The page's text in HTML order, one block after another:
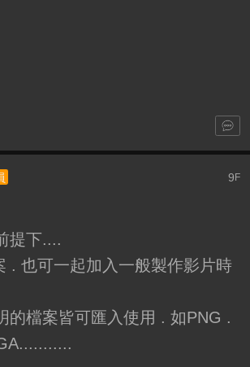
9 F
提下....
. 也可一起加入一般製作影片時
的檔案皆可匯入使用 . 如PNG .